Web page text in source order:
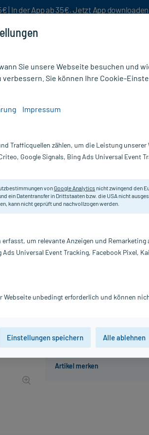
| In der App ab 35€. Jetzt App downloaden
Versand* ab 19€ Mindestbestellwert!
inkl. MwSt. Gratis-Versand innerhalb D.
Als Tonikum zur Stärkung und
nachlassender Leistungs- und
PZN:
Hersteller:
Sie unsere Webseite besuchen und
Sie können Ihre Cookie-
Impressum
Trafficquellen zählen, um die Leistung unserer
Google Signals, Bing Ads Universal Event
vonGoogle Analytics nicht zwingend den
ein Datentransfer in Drittstaaten bzw. die USA nicht
kann nicht geprüft und nachvollzogen werden.
um relevante Anzeigen und Remarketing
Universal Event Tracking, Facebook Pixel,
Webseite unbedingt erforderlich und können
Einstellungen speichern Alle ablehnen